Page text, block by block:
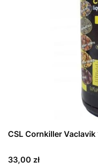
CSL Cornkiller
Cena
33,00 zł